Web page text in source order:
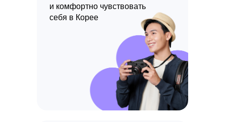
и комфортно чувствовать
себя в Корее